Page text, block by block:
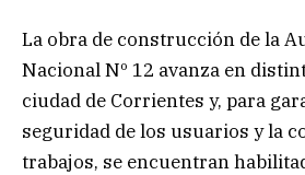
La obra de construcción de la
Nacional Nº 12 avanza en
ciudad de Corrientes y, para
seguridad de los usuarios y la
trabajos, se encuentran